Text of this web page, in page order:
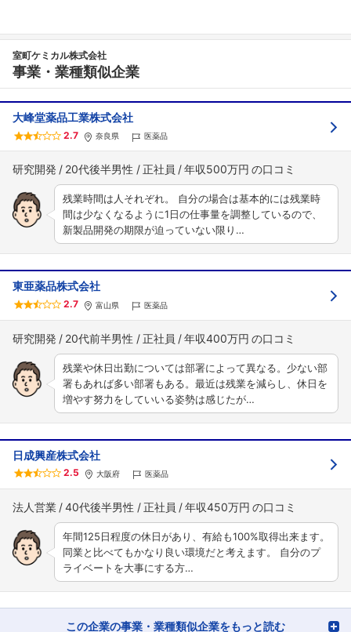
室町ケミカル株式会社
事業・業種類似企業
大峰堂薬品工業株式会社
2.7 奈良県 医薬品
研究開発 20代後半男性 正社員 年収500万円
残業時間は人それぞれ。 自分の場合は基本的には残業時
間は少なくなるように1日の仕事量を調整しているので、
新製品開発の期限が迫っていない限り…
東亜薬品株式会社
2.7 富山県 医薬品
研究開発 20代前半男性 正社員 年収400万円
残業や休日出勤については部署によって異なる。少ない部
署もあれば多い部署もある。最近は残業を減らし、休日を
増やす努力をしていいる姿勢は感じたが…
日成興産株式会社
2.5 大阪府 医薬品
法人営業 40代後半男性 正社員 年収450万円
年間125日程度の休日があり、有給も100%取得出来ます。
同業と比べてもかなり良い環境だと考えます。 自分のプ
ライベートを大事にする方…
この企業の事業・業種類似企業をもっと読む